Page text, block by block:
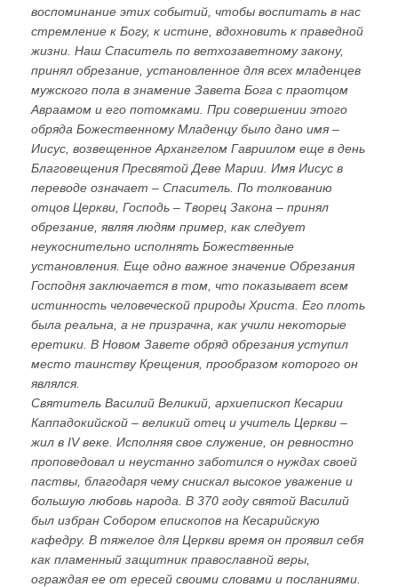
воспоминание этих событий, чтобы воспитать в нас
стремление к Богу, к истине, вдохновить к праведной
жизни. Наш Спаситель по ветхозаветному закону,
принял обрезание, установленное для всех младенцев
мужского пола в знамение Завета Бога с праотцом
Авраамом и его потомками. При совершении этого
обряда Божественному Младенцу было дано имя –
Иисус, возвещенное Архангелом Гавриилом еще в день
Благовещения Пресвятой Деве Марии. Имя Иисус в
переводе означает – Спаситель. По толкованию
отцов Церкви, Господь – Творец Закона – принял
обрезание, являя людям пример, как следует
неукоснительно исполнять Божественные
установления. Еще одно важное значение Обрезания
Господня заключается в том, что показывает всем
истинность человеческой природы Христа. Его плоть
была реальна, а не призрачна, как учили некоторые
еретики. В Новом Завете обряд обрезания уступил
место таинству Крещения, прообразом которого он
являлся.
Святитель Василий Великий, архиепископ Кесарии
Каппадокийской – великий отец и учитель Церкви –
жил в IV веке. Исполняя свое служение, он ревностно
проповедовал и неустанно заботился о нуждах своей
паствы, благодаря чему снискал высокое уважение и
большую любовь народа. В 370 году святой Василий
был избран Собором епископов на Кесарийскую
кафедру. В тяжелое для Церкви время он проявил себя
как пламенный защитник православной веры,
ограждая ее от ересей своими словами и посланиями.